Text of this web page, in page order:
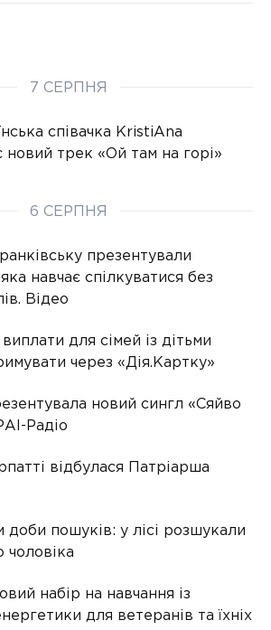
7 СЕРПНЯ
співачка KristiAna
новий трек «Ой там на горі»
6 СЕРПНЯ
презентували
навчає спілкуватися без
Відео
для сімей із дітьми
через «Дія.Картку»
новий сингл «Сяйво
Радіо
відбулася Патріарша
доби пошуків: у лісі розшукали
чоловіка
набір на навчання із
для ветеранів та їхніх